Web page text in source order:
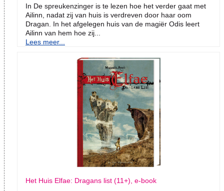
In De spreukenzinger is te lezen hoe het verder gaat met
Ailinn, nadat zij van huis is verdreven door haar oom
Dragan. In het afgelegen huis van de magiër Odis leert
Ailinn van hem hoe zij...
Lees meer...
Het Huis Elfae: Dragans list (11+), e-book